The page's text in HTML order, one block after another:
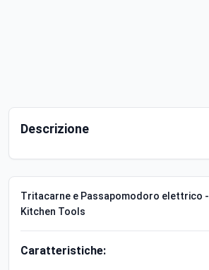
Descrizione
Tritacarne e Passapomodoro elettrico
Kitchen Tools
Caratteristiche: